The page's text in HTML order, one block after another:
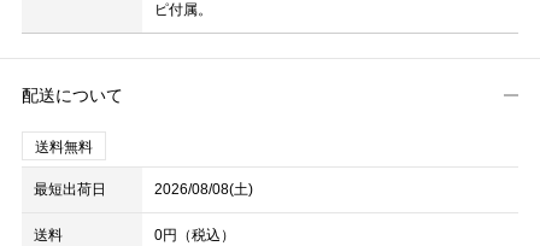
ピ付属。
配送について
送料無料
最短出荷日 2026/08/08(土)
送料
0円（税込）